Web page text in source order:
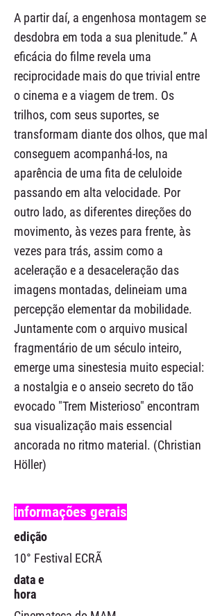
A partir daí, a engenhosa montagem se
desdobra em toda a sua plenitude.” A
eficácia do filme revela uma
reciprocidade mais do que trivial entre
o cinema e a viagem de trem. Os
trilhos, com seus suportes, se
transformam diante dos olhos, que mal
conseguem acompanhá-los, na
aparência de uma fita de celuloide
passando em alta velocidade. Por
outro lado, as diferentes direções do
movimento, às vezes para frente, às
vezes para trás, assim como a
aceleração e a desaceleração das
imagens montadas, delineiam uma
percepção elementar da mobilidade.
Juntamente com o arquivo musical
fragmentário de um século inteiro,
emerge uma sinestesia muito especial:
a nostalgia e o anseio secreto do tão
evocado "Trem Misterioso" encontram
sua visualização mais essencial
ancorada no ritmo material. (Christian
Höller)
informações gerais
edição
10° Festival ECRÃ
data e
hora